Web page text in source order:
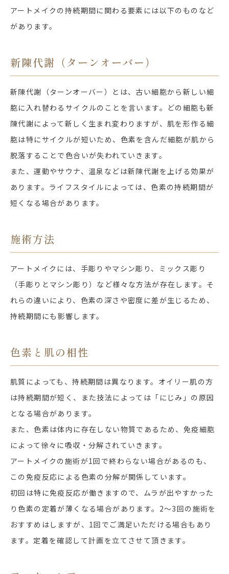
アートメイクの持続期間に関わる要素には以下のものなど
があります。
新陳代謝（ターンオーバー）
新陳代謝（ターンオーバー）とは、古い細胞から新しい細
胞に入れ替わるサイクルのことを言います。どの細胞も新
陳代謝によって新しく生まれ変わりますが、肌を形作る細
胞は特にサイクルが短いため、色素を含んだ細胞が肌から
脱落することで色合いが失われていきます。
また、運動やサウナ、温泉などは新陳代謝を上げる効果が
あります。ライフスタイルによっては、色素の持続期間が
短くなる場合があります。
施術方法
アートメイクには、手彫りやマシン彫り、ミックス彫り
（手彫りとマシン彫り）など様々な方法が存在します。そ
れらの違いにより、色素の深さや密度に差が生じるため、
持続期間にも影響します。
色素と肌の相性
肌質によっても、持続期間は異なります。オイリー肌の方
は持続期間が短く、また技法によっては「にじみ」の原因
となる場合があります。
また、色素は体内に存在しない物質であるため、免疫細胞
によって徐々に吸収・分解されていきます。
アートメイクの施術が1回で終わらない場合があるのも、
この免疫反応による色素の分解が関係しています。
初回は特に免疫反応が働きますので、ムラが出やすかった
り色素の定着が薄くなる場合があります。2～3回の施術を
おすすめはしますが、1回でご満足いただける場合もあり
ます。定着を確認して計画を立てさせて頂きます。